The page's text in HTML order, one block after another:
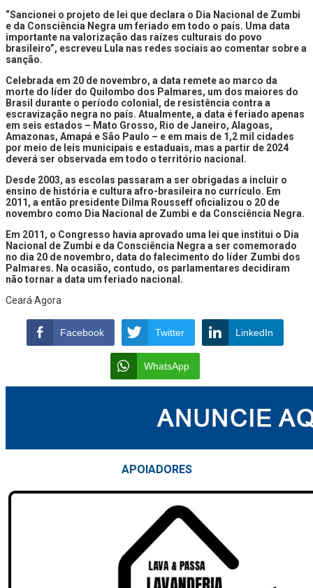
“Sancionei o projeto de lei que declara o Dia Nacional de Zumbi
e da Consciência Negra um feriado em todo o país. Uma data
importante na valorização das raízes culturais do povo
brasileiro”, escreveu Lula nas redes sociais ao comentar sobre a
sanção.
Celebrada em 20 de novembro, a data remete ao marco da
morte do líder do Quilombo dos Palmares, um dos maiores do
Brasil durante o período colonial, de resistência contra a
escravização negra no país. Atualmente, a data é feriado apenas
em seis estados – Mato Grosso, Rio de Janeiro, Alagoas,
Amazonas, Amapá e São Paulo – e em mais de 1,2 mil cidades
por meio de leis municipais e estaduais, mas a partir de 2024
deverá ser observada em todo o território nacional.
Desde 2003, as escolas passaram a ser obrigadas a incluir o
ensino de história e cultura afro-brasileira no currículo. Em
2011, a então presidente Dilma Rousseff oficializou o 20 de
novembro como Dia Nacional de Zumbi e da Consciência Negra.
Em 2011, o Congresso havia aprovado uma lei que institui o Dia
Nacional de Zumbi e da Consciência Negra a ser comemorado
no dia 20 de novembro, data do falecimento do líder Zumbi dos
Palmares. Na ocasião, contudo, os parlamentares decidiram
não tornar a data um feriado nacional.
Ceará Agora
Facebook Twitter LinkedIn
WhatsApp
APOIADORES